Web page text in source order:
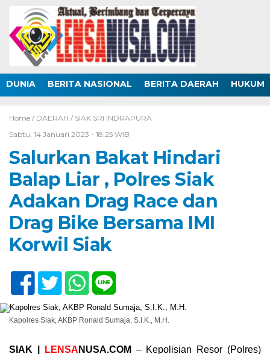
DUNIA BERITA NASIONAL BERITA DAERAH HUKUM
Home / DAERAH / SIAK SRI INDRAPURA
Sabtu, 14 Januari 2023 - 18:25 WIB
Salurkan Bakat Hindari
Balap Liar , Polres Siak
Adakan Drag Race dan
Drag Bike Bersama IMI
Korwil Siak
Kapolres Siak, AKBP Ronald Sumaja, S.I.K., M.H.
SIAK | LENSA NUSA.COM – Kepolisian Resor (Polres)